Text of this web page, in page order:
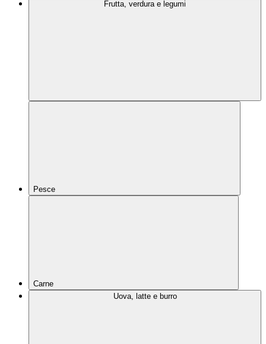
Frutta, verdura e legumi
Pesce
Carne
Uova, latte e burro